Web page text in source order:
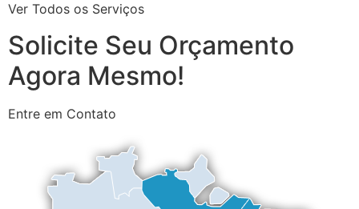
Ver Todos os Serviços
Solicite Seu Orçamento
Agora Mesmo!
Entre em Contato